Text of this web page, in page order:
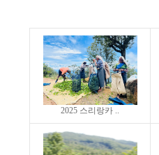
2025 스리랑카 ..